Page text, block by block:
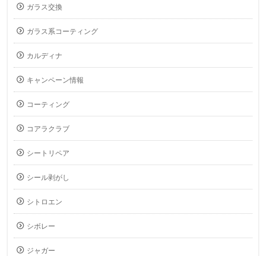
ガラス交換
ガラス系コーティング
カルディナ
キャンペーン情報
コーティング
コアラクラブ
シートリペア
シール剥がし
シトロエン
シボレー
ジャガー